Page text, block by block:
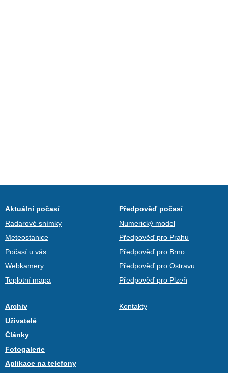
Aktuální počasí
Radarové snímky
Meteostanice
Počasí u vás
Webkamery
Teplotní mapa
Předpověď počasí
Numerický model
Předpověď pro Prahu
Předpověď pro Brno
Předpověď pro Ostravu
Předpověď pro Plzeň
Archiv
Uživatelé
Články
Fotogalerie
Aplikace na telefony
Kontakty